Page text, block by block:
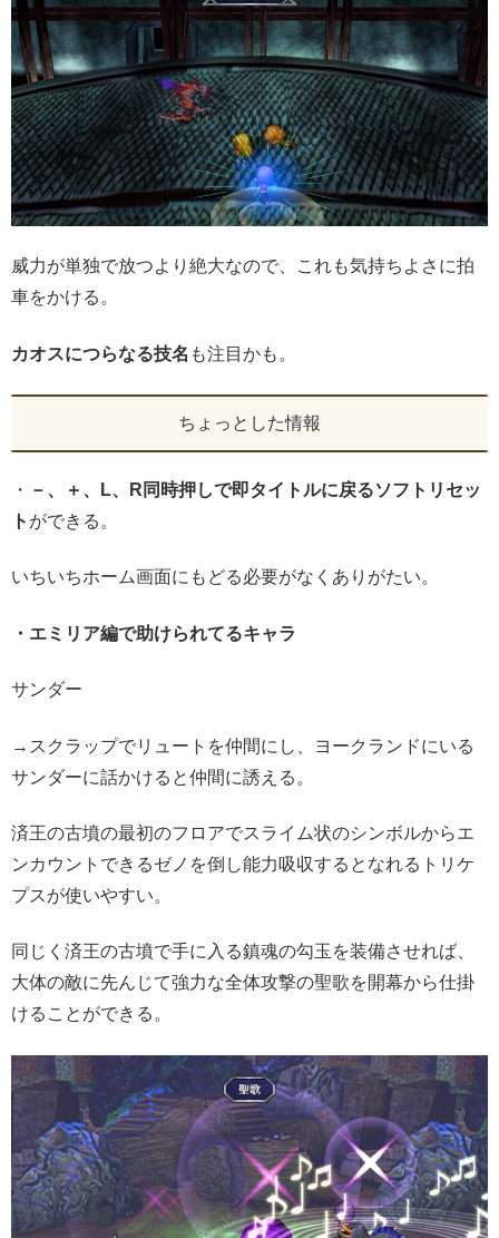
威力が単独で放つより絶大なので、これも気持ちよさに拍
車をかける。
カオスにつらなる技名 も注目かも。
ちょっとした情報
・ －、＋、L、R同時押しで即タイトルに戻るソフトリセッ
ト ができる。
いちいちホーム画面にもどる必要がなくありがたい。
・エミリア編で助けられてるキャラ
サンダー
→スクラップでリュートを仲間にし、ヨークランドにいる
サンダーに話かけると仲間に誘える。
済王の古墳の最初のフロアでスライム状のシンボルからエ
ンカウントできるゼノを倒し能力吸収するとなれるトリケ
プスが使いやすい。
同じく済王の古墳で手に入る鎮魂の勾玉を装備させれば、
大体の敵に先んじて強力な全体攻撃の聖歌を開幕から仕掛
けることができる。